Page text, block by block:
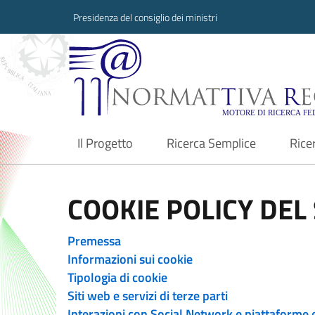
Presidenza del consiglio dei ministri
Normattiva
Il Progetto
current Ricerca Semplice
COOKIE POLICY
Premessa
Informazioni sui cookie
Tipologia di cookie
Siti web e servizi di terze parti